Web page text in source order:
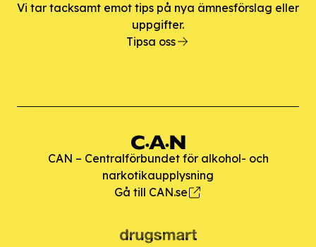
Vi tar tacksamt emot tips på nya ämnesförslag eller
uppgifter.
Tipsa oss
CAN – Centralförbundet för alkohol- och
narkotikaupplysning
Gå till CAN.se